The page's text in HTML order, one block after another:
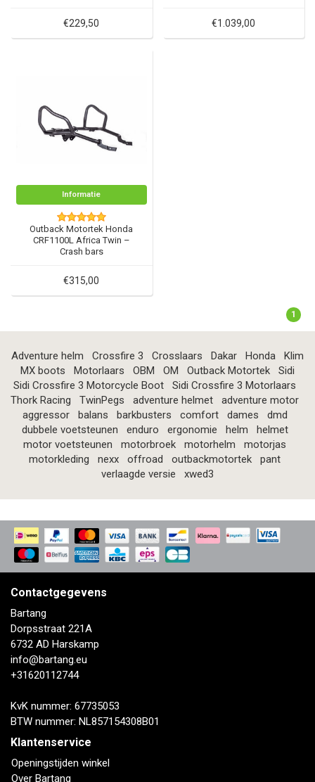
€229,50 €1.039,00
Informatie
Outback Motortek Honda
CRF1100L Africa Twin –
Crash bars
€315,00
1
Adventure helm Crossfire 3 Crosslaars Dakar Honda
Klim
MX boots
Motorlaars OBM OM Outback Motortek
Sidi
Sidi Crossfire 3 Motorcycle Boot
Sidi Crossfire 3 Motorlaars
Thork Racing
TwinPegs adventure helmet
adventure motor
aggressor
balans barkbusters comfort dames
dmd
dubbele voetsteunen
enduro ergonomie helm
helmet
motor voetsteunen
motorbroek motorhelm
motorjas
motorkleding
nexx offroad outbackmotortek
pant
verlaagde versie
xwed3
Contactgegevens
Bartang
Dorpsstraat 221A
6732 AD Harskamp
info@bartang.eu
+31620112744
KvK nummer: 67735053
BTW nummer: NL857154308B01
Klantenservice
Openingstijden winkel
Over Bartang